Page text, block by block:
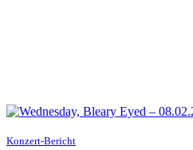
Konzert-Bericht